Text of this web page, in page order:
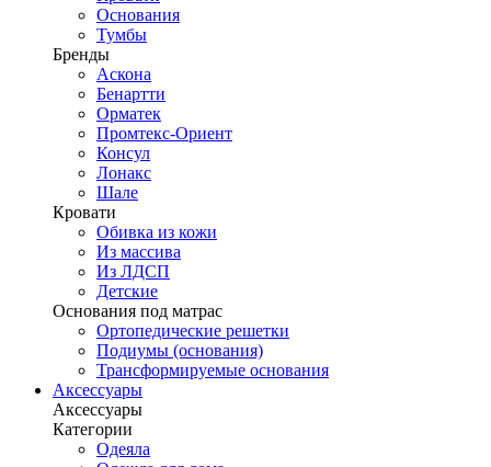
Основания
Тумбы
Бренды
Аскона
Бенартти
Орматек
Промтекс-Ориент
Консул
Лонакс
Шале
Кровати
Обивка из кожи
Из массива
Из ЛДСП
Детские
Основания под матрас
Ортопедические решетки
Подиумы (основания)
Трансформируемые основания
Аксессуары
Аксессуары
Категории
Одеяла